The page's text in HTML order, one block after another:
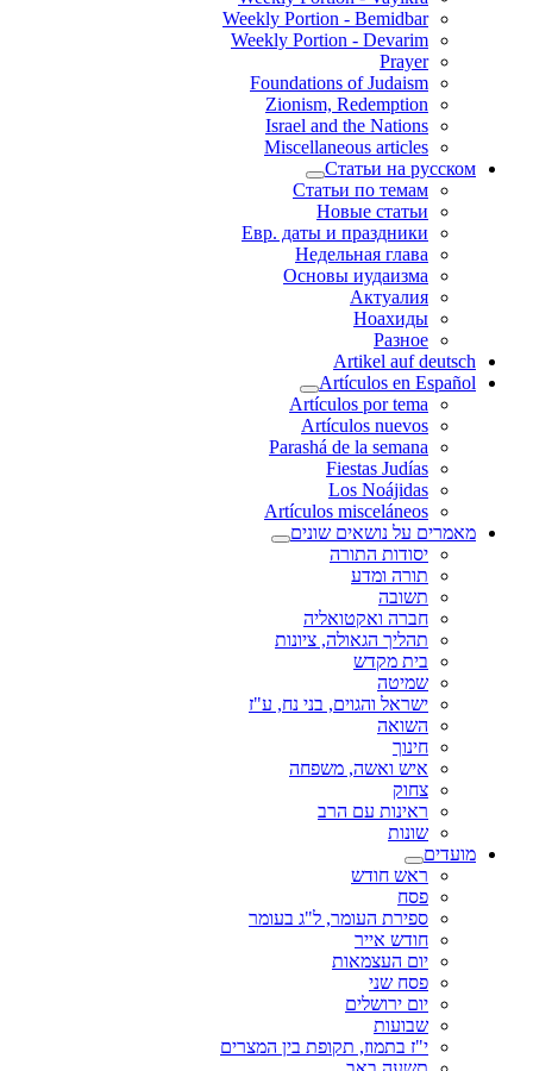
Weekly Portion - Bemidbar
Weekly Portion - Devarim
Prayer
Foundations of Judaism
Zionism, Redemption
Israel and the Nations
Miscellaneous articles
Статьи на русском
Статьи по темам
Новые статьи
Евр. даты и праздники
Недельная глава
Основы иудаизма
Актуалия
Ноахиды
Разное
Artikel auf deutsch
Artículos en Español
Artículos por tema
Artículos nuevos
Parashá de la semana
Fiestas Judías
Los Noájidas
Artículos misceláneos
מאמרים על נושאים שונים
יסודות התורה
תורה ומדע
תשובה
חברה ואקטואליה
תהליך הגאולה, ציונות
בית מקדש
שמיטה
ישראל והגוים, בני נח, ע"ז
השואה
חינוך
איש ואשה, משפחה
צחוק
ראינות עם הרב
שונות
מועדים
ראש חודש
פסח
ספירת העומר, ל"ג בעומר
חודש אייר
יום העצמאות
פסח שני
יום ירושלים
שבועות
י"ז בתמוז, תקופת בין המצרים